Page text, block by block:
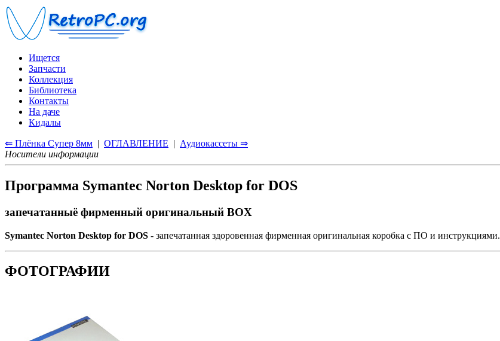
Ищется
Запчасти
Коллекция
Библиотека
Контакты
На даче
Кидалы
⇐ Плёнка Супер 8мм | ОГЛАВЛЕНИЕ | Аудиокассеты ⇒
Носители информации
Программа Symantec Norton Desktop for DOS
запечатанныё фирменный оригинальный BOX
Symantec Norton Desktop for DOS - запечатанная здоровенная фирменная оригинальная коробка с ПО и инструкциями.
ФОТОГРАФИИ